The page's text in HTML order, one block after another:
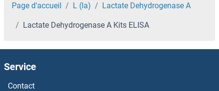
KSR1 Kits ELISA
KRT9 Kits ELISA
Page d'accueil L (la) Lactate Dehydrogenase A
Lactate Dehydrogenase A Kits ELISA
Service
Contact